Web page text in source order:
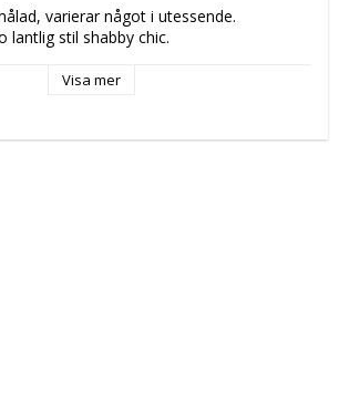
varierar något i utessende.
lantlig stil shabby chic.
Visa mer